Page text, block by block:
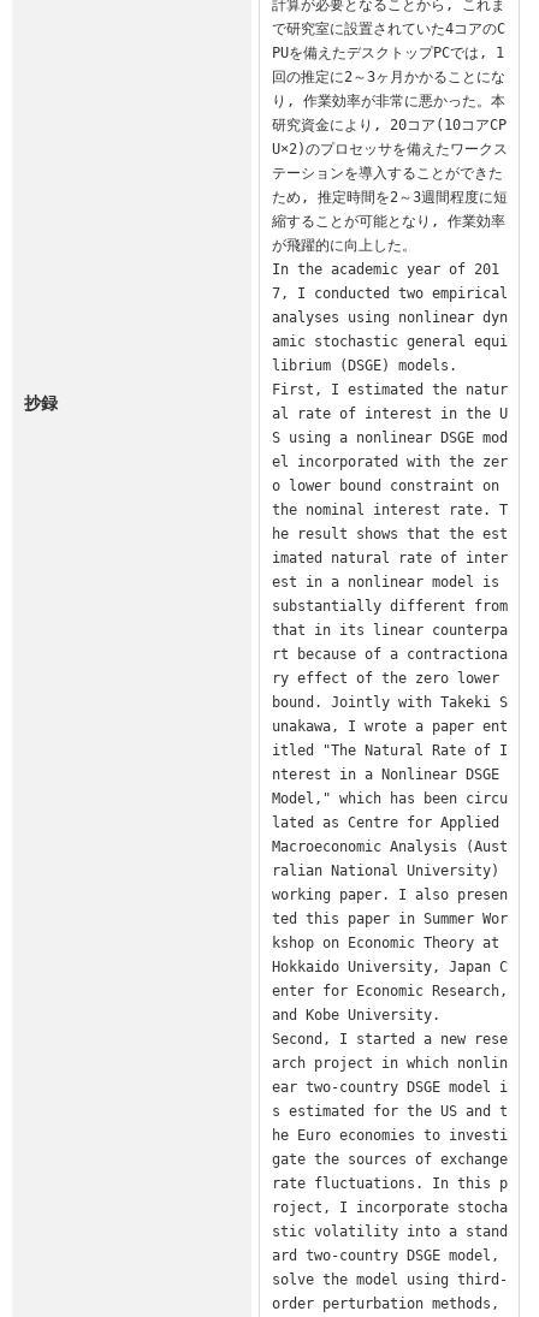
抄録
計算が必要となることから, これま
で研究室に設置されていた4コアのC
PUを備えたデスクトップPCでは, 1
回の推定に2～3ヶ月かかることにな
り, 作業効率が非常に悪かった。本
研究資金により, 20コア(10コアCP
U×2)のプロセッサを備えたワークス
テーションを導入することができた
ため, 推定時間を2～3週間程度に短
縮することが可能となり, 作業効率
が飛躍的に向上した。
In the academic year of 201
7, I conducted two empirical
analyses using nonlinear dyn
amic stochastic general equi
librium (DSGE) models.
First, I estimated the natur
al rate of interest in the U
S using a nonlinear DSGE mod
el incorporated with the zer
o lower bound constraint on
the nominal interest rate. T
he result shows that the est
imated natural rate of inter
est in a nonlinear model is
substantially different from
that in its linear counterpa
rt because of a contractiona
ry effect of the zero lower
bound. Jointly with Takeki S
unakawa, I wrote a paper ent
itled "The Natural Rate of I
nterest in a Nonlinear DSGE
Model," which has been circu
lated as Centre for Applied
Macroeconomic Analysis (Aust
ralian National University)
working paper. I also presen
ted this paper in Summer Wor
kshop on Economic Theory at
Hokkaido University, Japan C
enter for Economic Research,
and Kobe University.
Second, I started a new rese
arch project in which nonlin
ear two-country DSGE model i
s estimated for the US and t
he Euro economies to investi
gate the sources of exchange
rate fluctuations. In this p
roject, I incorporate stocha
stic volatility into a stand
ard two-country DSGE model,
solve the model using third-
order perturbation methods,